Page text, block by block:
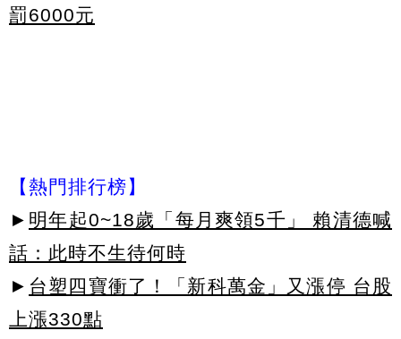
罰6000元
【熱門排行榜】
► 明年起0~18歲「每月爽領5千」 賴清德喊
話：此時不生待何時
► 台塑四寶衝了！「新科萬金」又漲停 台股
上漲330點